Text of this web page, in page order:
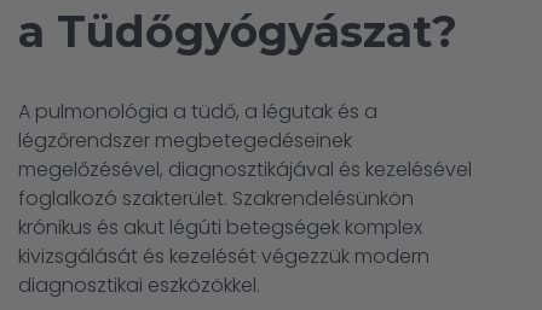
a Tüdőgyógyászat?
A pulmonológia a tüdő, a légutak és a
légzőrendszer megbetegedéseinek
megelőzésével, diagnosztikájával és kezelésével
foglalkozó szakterület. Szakrendelésünkön
krónikus és akut légúti betegségek komplex
kivizsgálását és kezelését végezzük modern
diagnosztikai eszközökkel.